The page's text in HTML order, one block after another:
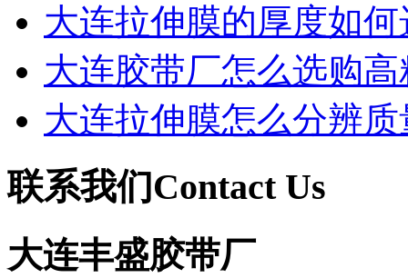
大连拉伸膜的厚度如
大连胶带厂怎么选购
大连拉伸膜怎么分辨
联系我们 Contact Us
大连丰盛胶带厂